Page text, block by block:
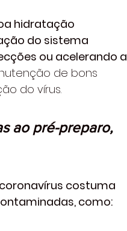
hidratação
do sistema
ou acelerando a
de bons
do vírus.
ao pré-preparo,
costuma
como: